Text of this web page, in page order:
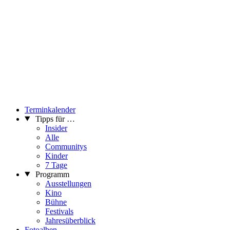
unterschiedliche Auswahl von Kapiteln)
...Mehr lesen
Terminkalender
Tipps für …
Insider
Alle
Communitys
Kinder
7 Tage
Programm
Ausstellungen
Kino
Bühne
Festivals
Jahresüberblick